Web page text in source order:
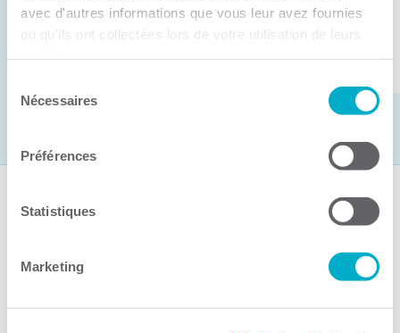
avec d'autres informations que vous leur avez fournies
ou qu'ils ont collectées lors de votre utilisation de leurs
Nécessaires
Préférences
Statistiques
Marketing
Suivez-nous